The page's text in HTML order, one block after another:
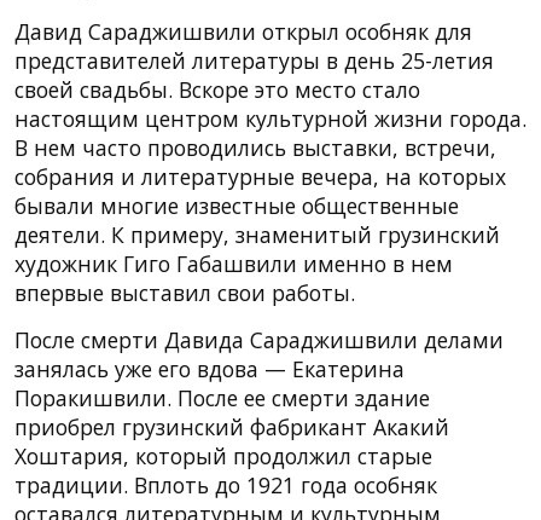
Давид Сараджишвили открыл особняк для
представителей литературы в день 25-летия
своей свадьбы. Вскоре это место стало
настоящим центром культурной жизни города.
В нем часто проводились выставки, встречи,
собрания и литературные вечера, на которых
бывали многие известные общественные
деятели. К примеру, знаменитый грузинский
художник Гиго Габашвили именно в нем
впервые выставил свои работы.
После смерти Давида Сараджишвили делами
занялась уже его вдова — Екатерина
Поракишвили. После ее смерти здание
приобрел грузинский фабрикант Акакий
Хоштария, который продолжил старые
традиции. Вплоть до 1921 года особняк
оставался литературным и культурным